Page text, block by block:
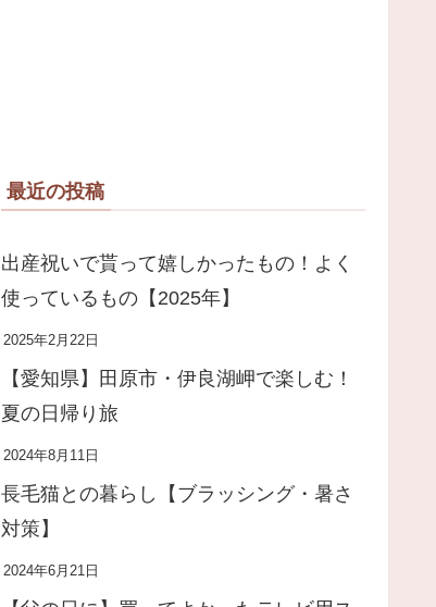
最近の投稿
出産祝いで貰って嬉しかったもの！よく
使っているもの【2025年】
2025年2月22日
【愛知県】田原市・伊良湖岬で楽しむ！
夏の日帰り旅
2024年8月11日
長毛猫との暮らし【ブラッシング・暑さ
対策】
2024年6月21日